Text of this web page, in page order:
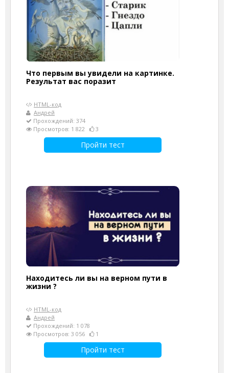
Что первым вы увидели на картинке.
Результат вас поразит
HTML-код
Андрей
Прохождений: 374
Просмотров: 1 822
3
Пройти тест
Находитесь ли вы на верном пути в
жизни ?
HTML-код
Андрей
Прохождений: 1 078
Просмотров: 3 056
1
Пройти тест